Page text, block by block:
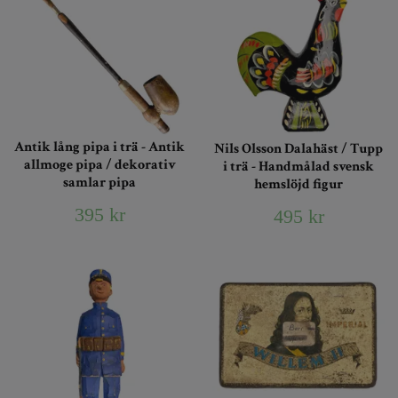
Antik lång pipa i trä - Antik
allmoge pipa / dekorativ
samlar pipa
395 kr
Nils Olsson Dalahäst / Tupp
i trä - Handmålad svensk
hemslöjd figur
495 kr